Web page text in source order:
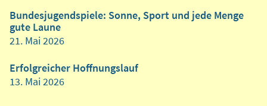
Bundesjugendspiele: Sonne, Sport und jede Menge
gute Laune
21. Mai 2026
Erfolgreicher Hoffnungslauf
13. Mai 2026